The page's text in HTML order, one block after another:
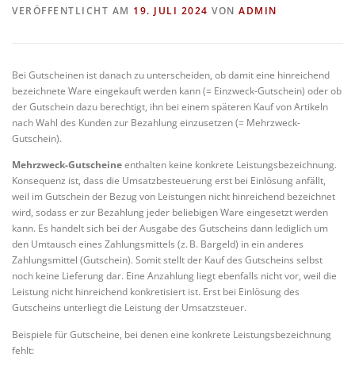
VERÖFFENTLICHT AM 19. JULI 2024 VON ADMIN
Bei Gutscheinen ist danach zu unterscheiden, ob damit eine hinreichend
bezeichnete Ware eingekauft werden kann (= Einzweck-Gutschein) oder ob
der Gutschein dazu berechtigt, ihn bei einem späteren Kauf von Artikeln
nach Wahl des Kunden zur Bezahlung einzusetzen (= Mehrzweck-
Gutschein).
Mehrzweck-Gutscheineenthalten keine konkrete Leistungsbezeichnung.
Konsequenz ist, dass die Umsatzbesteuerung erst bei Einlösung anfällt,
weil im Gutschein der Bezug von Leistungen nicht hinreichend bezeichnet
wird, sodass er zur Bezahlung jeder beliebigen Ware eingesetzt werden
kann. Es handelt sich bei der Ausgabe des Gutscheins dann lediglich um
den Umtausch eines Zahlungsmittels (z. B. Bargeld) in ein anderes
Zahlungsmittel (Gutschein). Somit stellt der Kauf des Gutscheins selbst
noch keine Lieferung dar. Eine Anzahlung liegt ebenfalls nicht vor, weil die
Leistung nicht hinreichend konkretisiert ist. Erst bei Einlösung des
Gutscheins unterliegt die Leistung der Umsatzsteuer.
Beispiele für Gutscheine, bei denen eine konkrete Leistungsbezeichnung
fehlt: